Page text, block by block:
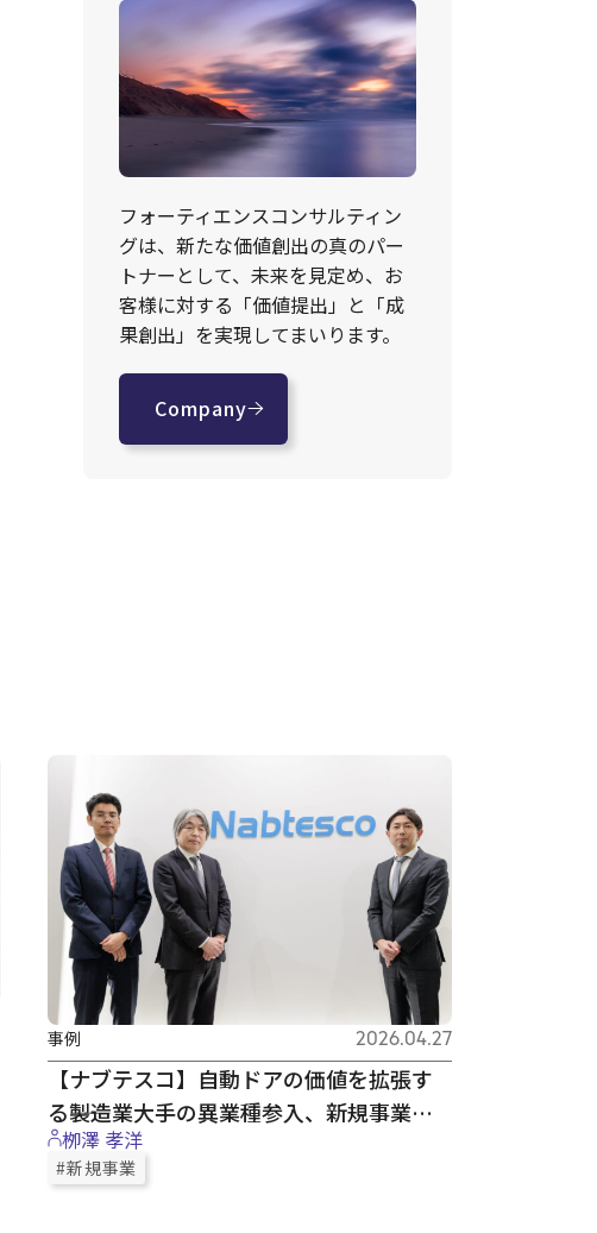
フォーティエンスコンサルティン
グは、新たな価値創出の真のパー
トナーとして、未来を見定め、お
客様に対する「価値提出」と「成
果創出」を実現してまいります。
Company
【ナブテスコ】自動ドアの価値を拡張す
る――製造業大手の異業種参入、新規事業開
発の舞台裏
事例 2026.04.27
栁澤 孝洋
#新規事業